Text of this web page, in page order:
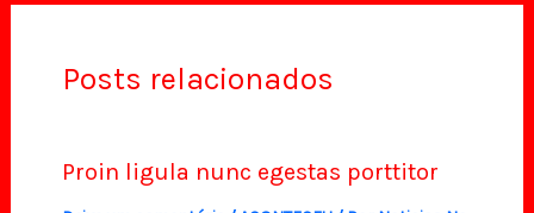
Posts relacionados
Proin ligula nunc egestas porttitor